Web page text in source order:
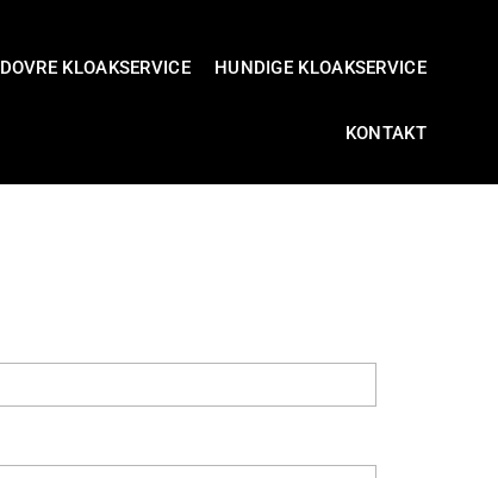
KLOAKSERVICE HUNDIGE KLOAKSERVICE
KONTAKT